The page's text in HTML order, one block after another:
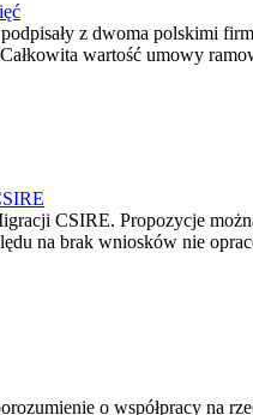
z dwoma polskimi
wartość umowy
CSIRE. Propozycje
na brak wniosków nie
o współpracy na